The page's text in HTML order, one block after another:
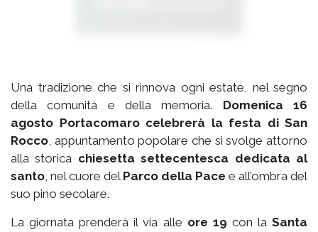
Una tradizione che si rinnova ogni estate, nel segno
della comunità e della memoria. Domenica 16
agosto Portacomaro celebrerà la festa di San
Rocco, appuntamento popolare che si svolge attorno
alla storica chiesetta settecentesca dedicata al
santo, nel cuore del Parco della Pace e all’ombra del
suo pino secolare.
La giornata prenderà il via alle ore 19 con laSanta